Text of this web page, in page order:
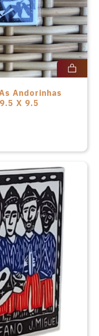
Andorinhas
X 9.5